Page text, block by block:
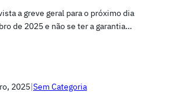
a greve geral para o próximo dia
de 2025 e não se ter a garantia…
2025|Sem Categoria